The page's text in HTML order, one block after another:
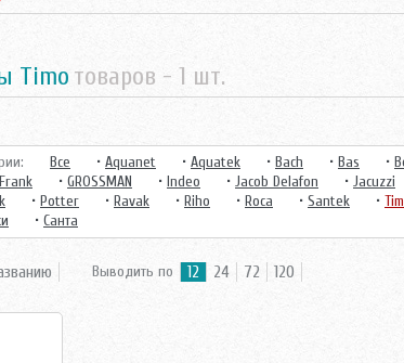
Timo товаров - 1 шт.
Все • Aquanet • Aquatek • Bach • Bas •
Frank • GROSSMAN • Indeo • Jacob Delafon • Jacuzzi
• Potter • Ravak • Riho • Roca • Santek •
• Санта
Выводить по 12 24 72 120